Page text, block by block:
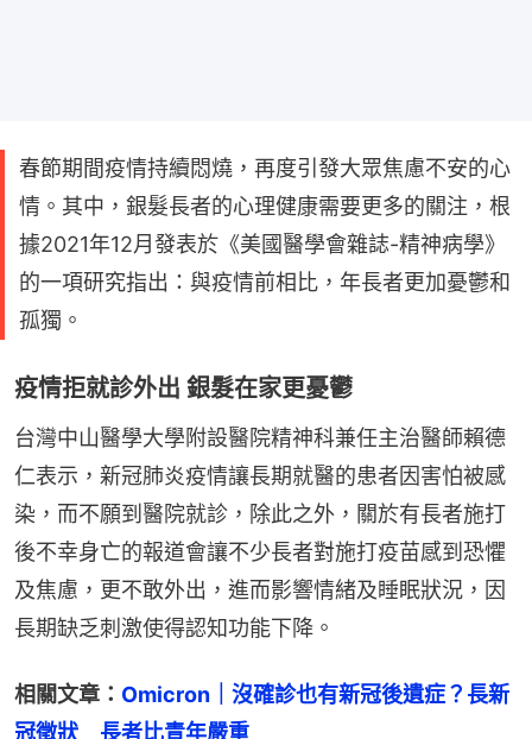
春節期間疫情持續悶燒，再度引發大眾焦慮不安的心
情。其中，銀髮長者的心理健康需要更多的關注，根
據2021年12月發表於《美國醫學會雜誌-精神病學》
的一項研究指出：與疫情前相比，年長者更加憂鬱和
孤獨。
疫情拒就診外出 銀髮在家更憂鬱
台灣中山醫學大學附設醫院精神科兼任主治醫師賴德
仁表示，新冠肺炎疫情讓長期就醫的患者因害怕被感
染，而不願到醫院就診，除此之外，關於有長者施打
後不幸身亡的報道會讓不少長者對施打疫苗感到恐懼
及焦慮，更不敢外出，進而影響情緒及睡眠狀況，因
長期缺乏刺激使得認知功能下降。
相關文章： Omicron｜沒確診也有新冠後遺症？長新
冠徵狀　長者比青年嚴重